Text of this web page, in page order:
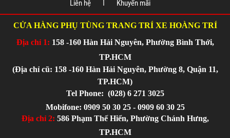
Liên hệ Khuyến mãi
CỬA HÀNG PHỤ TÙNG TRANG TRÍ XE HOÀNG TRÍ
Địa chỉ 1: 158 -160 Hàn Hải Nguyên, Phường Bình Thới,
TP.HCM
(Địa chỉ cũ: 158 -160 Hàn Hải Nguyên, Phường 8, Quận 11,
TP.HCM)
Tel Phone: (028) 6 271 3025
Mobifone: 0909 50 30 25 - 0909 60 30 25
Địa chỉ 2: 586 Phạm Thế Hiển, Phường Chánh Hưng,
TP.HCM